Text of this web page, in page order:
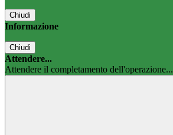
Chiudi
Informazione
Chiudi
Attendere...
Attendere il completamento dell'operazione...